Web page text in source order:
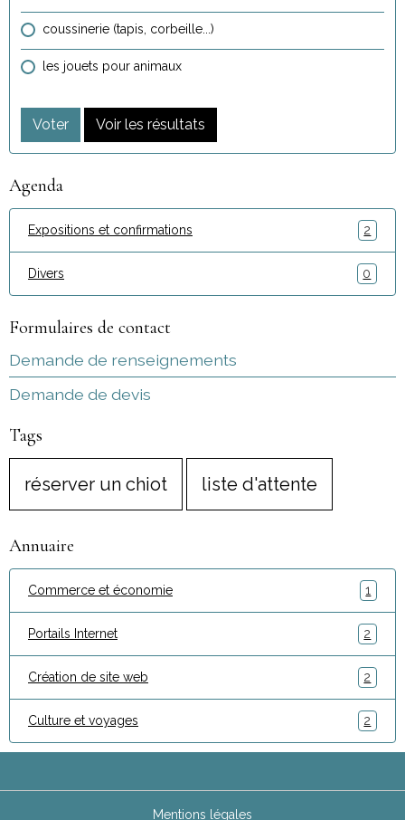
coussinerie (tapis, corbeille...)
les jouets pour animaux
Voter Voir les résultats
Agenda
Expositions et confirmations 2
Divers 0
Formulaires de contact
Demande de renseignements
Demande de devis
Tags
réserver un chiot liste d'attente
Annuaire
Commerce et économie 1
Portails Internet 2
Création de site web 2
Culture et voyages 2
Mentions légales